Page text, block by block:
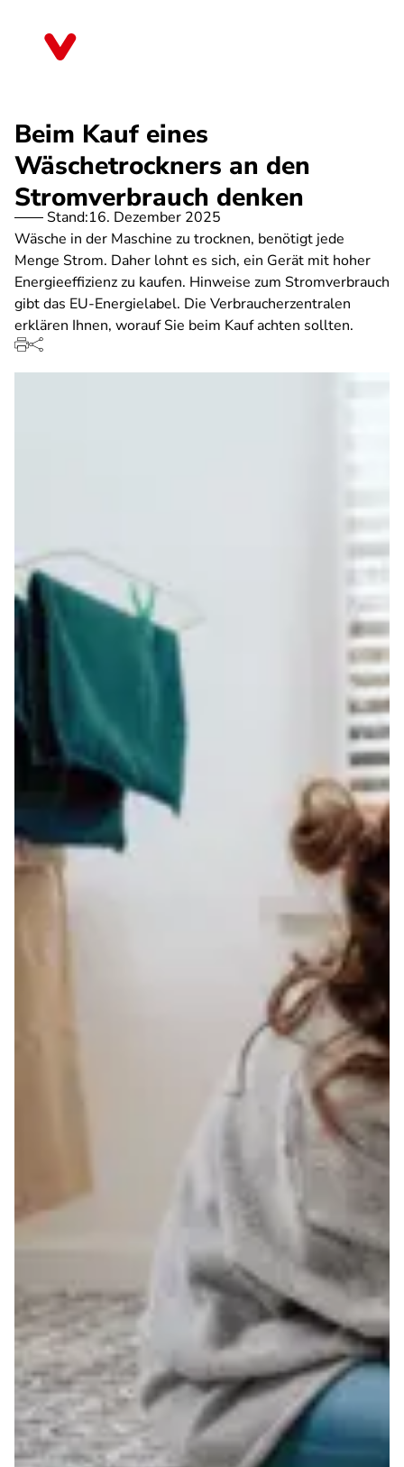
Beim Kauf eines
Wäschetrockners an den
Stromverbrauch denken
Stand:16. Dezember 2025
Wäsche in der Maschine zu trocknen, benötigt jede
Menge Strom. Daher lohnt es sich, ein Gerät mit hoher
Energieeffizienz zu kaufen. Hinweise zum Stromverbrauch
gibt das EU-Energielabel. Die Verbraucherzentralen
erklären Ihnen, worauf Sie beim Kauf achten sollten.